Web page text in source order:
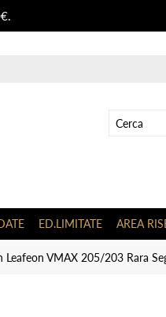
ED.LIMITATE AREA
Leafeon VMAX 205/203 Rara